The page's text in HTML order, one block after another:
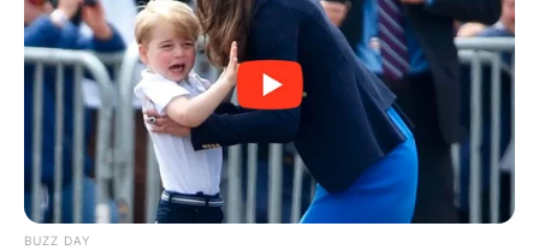
BUZZ DAY